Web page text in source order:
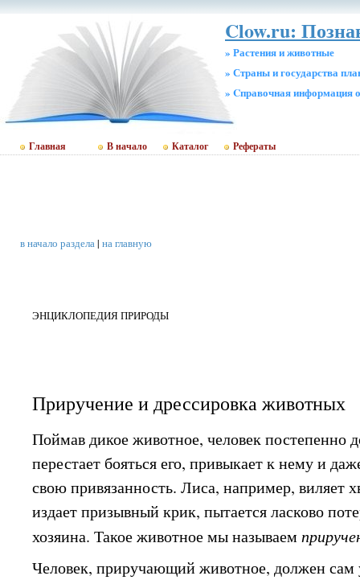
Clow.ru:
» Растения и животные
» Страны и государства
» Cправочная информация
Главная В начало Каталог Рефераты
в начало раздела| на главную
ЭНЦИКЛОПЕДИЯ ПРИРОДЫ
Приручение и дрессировка животных
Поймав дикое животное, человек постепенно
перестает бояться его, привыкает к нему и
свою привязанность. Лиса, например, виляет
издает призывный крик, пытается ласково
хозяина. Такое животное мы называем
Человек, приручающий животное, должен сам